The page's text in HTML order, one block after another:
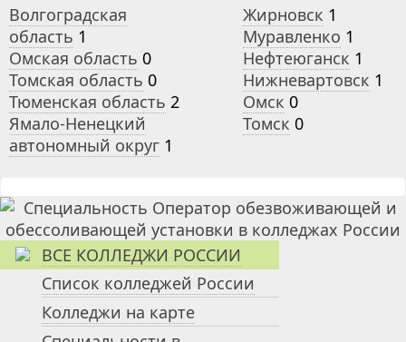
Волгоградская
область 1
Омская область 0
Томская область 0
Тюменская область 2
Ямало-Ненецкий
автономный округ 1
Жирновск 1
Муравленко 1
Нефтеюганск 1
Нижневартовск 1
Омск 0
Томск 0
ВСЕ КОЛЛЕДЖИ РОССИИ
Список колледжей России
Колледжи на карте